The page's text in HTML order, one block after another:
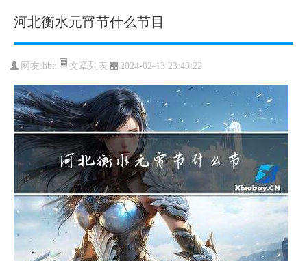
河北衡水元宵节什么节目
网友:hbh 文章列表 2024-02-13 23:40:22